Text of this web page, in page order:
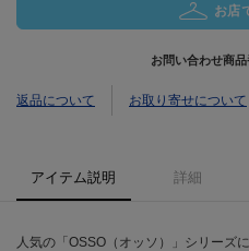
お店
お問い合わせ商品
返品について お取り寄せについて
アイテム説明 詳細
人気の「OSSO（オッソ）」シリーズ